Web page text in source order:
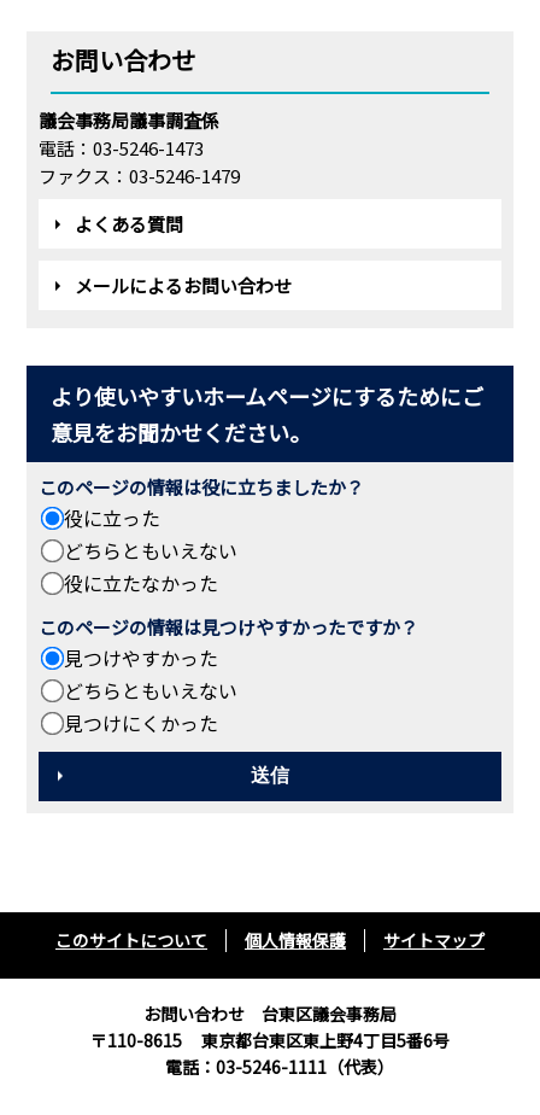
お問い合わせ
議会事務局議事調査係
電話：03-5246-1473
ファクス：03-5246-1479
よくある質問
メールによるお問い合わせ
より使いやすいホームページにするためにご
意見をお聞かせください。
このページの情報は役に立ちましたか？
役に立った
どちらともいえない
役に立たなかった
このページの情報は見つけやすかったですか？
見つけやすかった
どちらともいえない
見つけにくかった
このサイトについて 個人情報保護 サイトマップ
お問い合わせ 台東区議会事務局
〒110-8615
東京都台東区東上野4丁目5番6号
電話：03-5246-1111（代表）